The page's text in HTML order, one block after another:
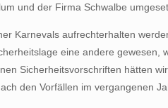
und der Firma Schwalbe
Karnevals aufrechterhalten
eine andere
Sicherheitsvorschriften hätten
den Vorfällen im vergangenen